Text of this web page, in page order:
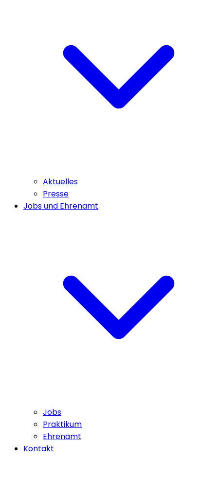
Aktuelles
Presse
Jobs und Ehrenamt
Jobs
Praktikum
Ehrenamt
Kontakt